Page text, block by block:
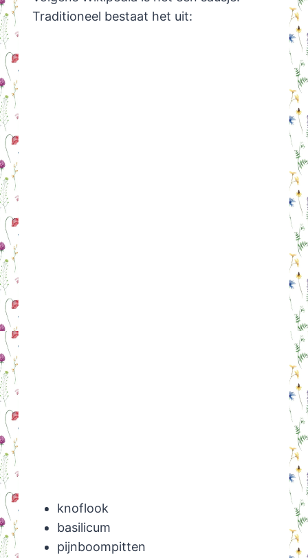
Traditioneel bestaat het uit:
knoflook
basilicum
pijnboompitten